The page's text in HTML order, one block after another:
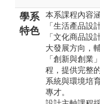
學系
特色
本系課程內容
「生活產品設
「文化商品設
大發展方向，
「創新與創業
程，提供完整
系統與環境培
專才。